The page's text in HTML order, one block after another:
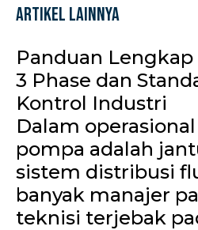
Artikel Lainnya
Panduan
3 Phase dan
Kontrol Industri
Dalam
pompa adalah
sistem distribusi
banyak manajer
teknisi terjebak